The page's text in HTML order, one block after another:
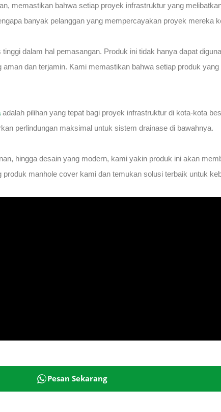
memastikan bahwa setiap proyek infrastruktur yang
banyak pelanggan yang mempercayakan proyek mereka
dalam hal pemasangan. Produk ini tidak hanya dapat
dan terjamin. Kami memastikan bahwa setiap produk
adalah pilihan yang tepat bagi proyek infrastruktur di kota-kota
perlindungan maksimal untuk sistem drainase di bawahnya.
hingga desain yang modern, kami yakin produk ini akan
produk manhole cover kami dan temukan solusi terbaik untuk
Pesan Sekarang